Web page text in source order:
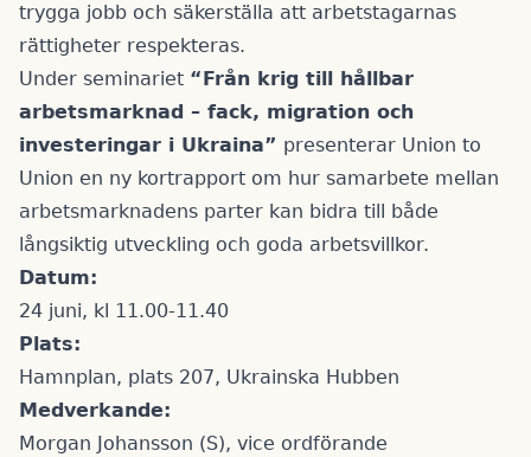
trygga jobb och säkerställa att arbetstagarnas
rättigheter respekteras.
Under seminariet “Från krig till hållbar
arbetsmarknad – fack, migration och
investeringar i Ukraina” presenterar Union to
Union en ny kortrapport om hur samarbete mellan
arbetsmarknadens parter kan bidra till både
långsiktig utveckling och goda arbetsvillkor.
Datum:
24 juni, kl 11.00-11.40
Plats:
Hamnplan, plats 207, Ukrainska Hubben
Medverkande:
Morgan Johansson (S), vice ordförande